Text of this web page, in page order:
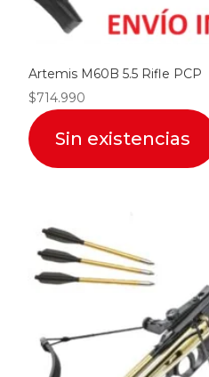
Artemis M60B 5.5 Rifle PCP
$714.990
Sin existencias